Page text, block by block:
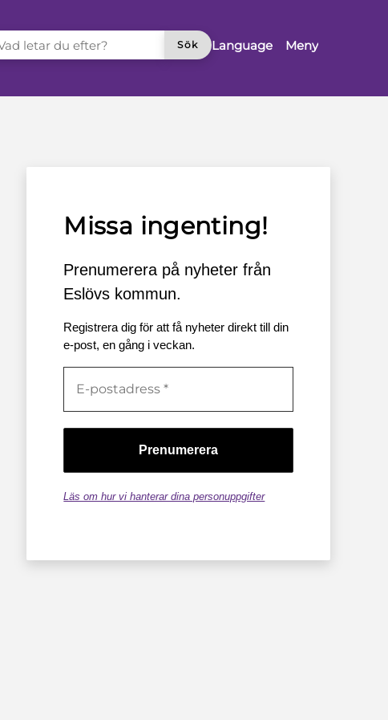
LETAR DU EFTER?
Sök
Language Meny
Missa ingenting!
Prenumerera på nyheter från
Eslövs kommun.
Registrera dig för att få nyheter direkt till din
e-post, en gång i veckan.
Läs om hur vi hanterar dina personuppgifter